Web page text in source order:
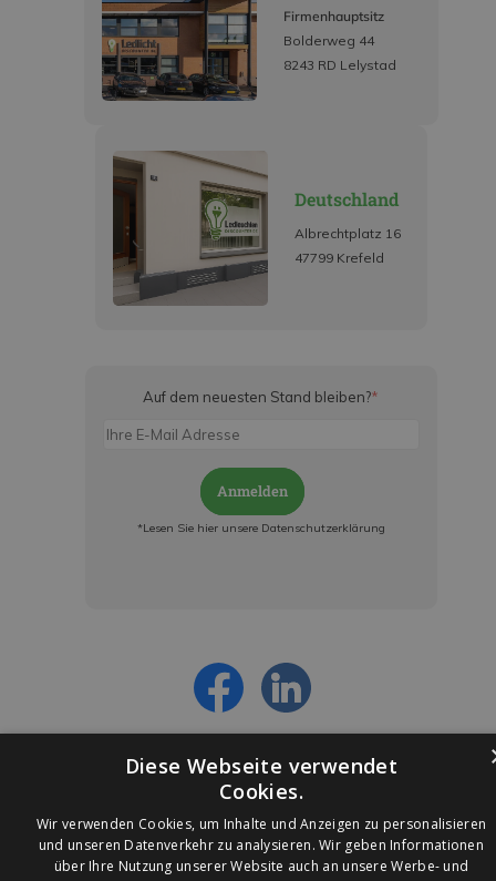
Firmenhauptsitz
Bolderweg 44
8243 RD Lelystad
Deutschland
Albrechtplatz 16
47799 Krefeld
Auf dem neuesten Stand bleiben?*
Anmelden
*Lesen Sie hier unsere Datenschutzerklärung
© 2026 Ledleuchtendiscounter.de
Diese Webseite verwendet
Cookies.
Wir verwenden Cookies, um Inhalte und Anzeigen zu personalisieren
und unseren Datenverkehr zu analysieren. Wir geben Informationen
über Ihre Nutzung unserer Website auch an unsere Werbe- und